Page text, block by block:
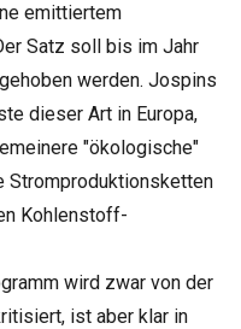
emittiertem
Satz soll bis im Jahr
werden. Jospins
dieser Art in Europa,
"ökologische"
Stromproduktionsketten
Kohlenstoff-
wird zwar von der
ist aber klar in